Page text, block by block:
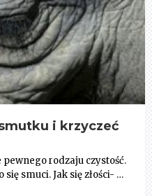
i krzyczeć
pewnego rodzaju czystość.
się smuci. Jak się złości- …